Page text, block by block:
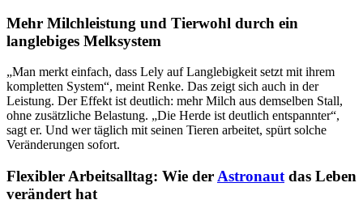
Mehr Milchleistung und Tierwohl durch ein
langlebiges Melksystem
„Man merkt einfach, dass Lely auf Langlebigkeit setzt mit ihrem
kompletten System“, meint Renke. Das zeigt sich auch in der
Leistung. Der Effekt ist deutlich: mehr Milch aus demselben Stall,
ohne zusätzliche Belastung. „Die Herde ist deutlich entspannter“,
sagt er. Und wer täglich mit seinen Tieren arbeitet, spürt solche
Veränderungen sofort.
Flexibler Arbeitsalltag: Wie der Astronaut das Leben
verändert hat